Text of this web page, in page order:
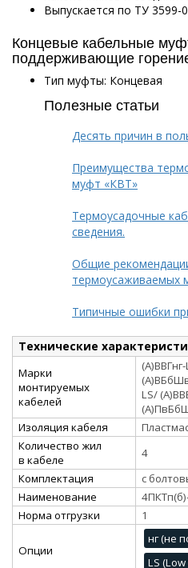
Выпускается по ТУ 3599-
Концевые кабельные
поддерживающие
Тип муфты: Концевая
Полезные статьи
Десять причин в
Преимущества
муфт «КВТ»
Термоусадочные
сведения.
Общие
термоусаживаемых
Типичные ошибки
Технические
Марки
монтируемых
кабелей
LS/
Изоляция кабеля
Количество жил
в кабеле
4
Комплектация
с
Наименование
Норма отгрузки
1
Опции
нг (не
LS